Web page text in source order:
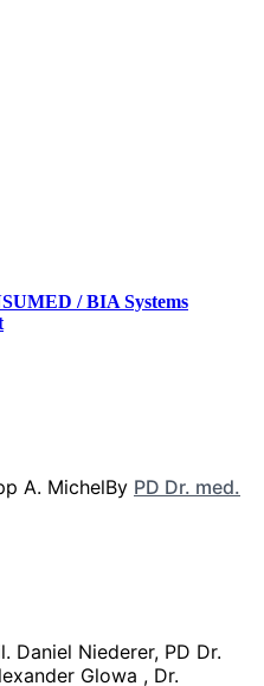
/ BIA Systems
By PD Dr. med.